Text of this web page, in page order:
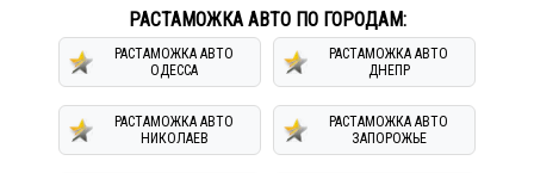
РАСТАМОЖКА АВТО ПО ГОРОДАМ:
РАСТАМОЖКА АВТО
ОДЕССА
РАСТАМОЖКА АВТО
ДНЕПР
РАСТАМОЖКА АВТО
НИКОЛАЕВ
РАСТАМОЖКА АВТО
ЗАПОРОЖЬЕ